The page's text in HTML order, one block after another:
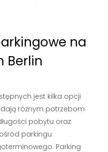
na
Berlin
jest kilka opcji
różnym potrzebom
pobytu oraz
parkingu
Parking